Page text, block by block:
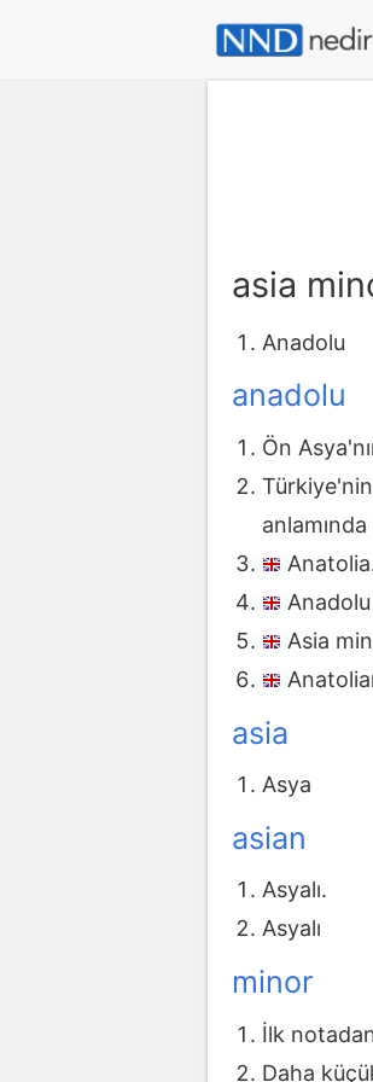
asia
Anadolu
anadolu
Ön
anlamında
Asia
asia
Asya
asian
Asyalı.
Asyalı
minor
İlk
Daha